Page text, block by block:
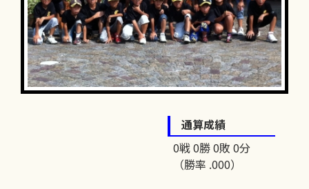
通算成績
0戦 0勝 0敗 0分
（勝率 .000）